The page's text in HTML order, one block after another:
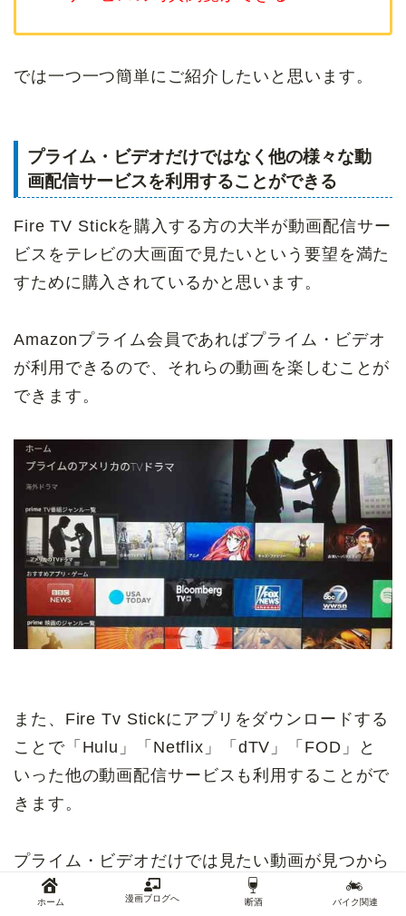
では一つ一つ簡単にご紹介したいと思います。
プライム・ビデオだけではなく他の様々な動
画配信サービスを利用することができる
Fire TV Stickを購入する方の大半が動画配信サー
ビスをテレビの大画面で見たいという要望を満た
すために購入されているかと思います。
Amazonプライム会員であればプライム・ビデオ
が利用できるので、それらの動画を楽しむことが
できます。
また、Fire Tv Stickにアプリをダウンロードする
ことで「Hulu」「Netflix」「dTV」「FOD」と
いった他の動画配信サービスも利用することがで
きます。
プライム・ビデオだけでは見たい動画が見つから
ないという方は、他の動画配信サービスを併用し
ホーム 漫画ブログへ 断酒 バイク関連